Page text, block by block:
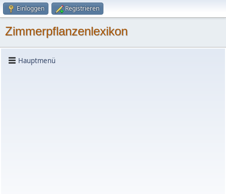
Einloggen Registrieren
Zimmerpflanzenlexikon
Hauptmenü